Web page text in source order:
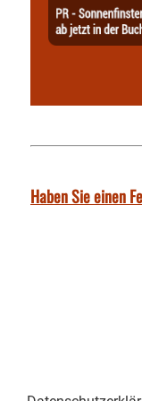
Haben Sie einen